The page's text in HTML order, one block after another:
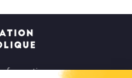
formation